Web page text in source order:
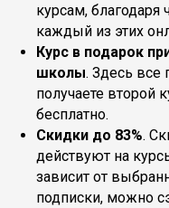
курсам,
каждый из этих
Курс в подарок
школы. Здесь все
получаете
бесплатно.
Скидки до 83%.
действуют на
зависит от
подписки, можно